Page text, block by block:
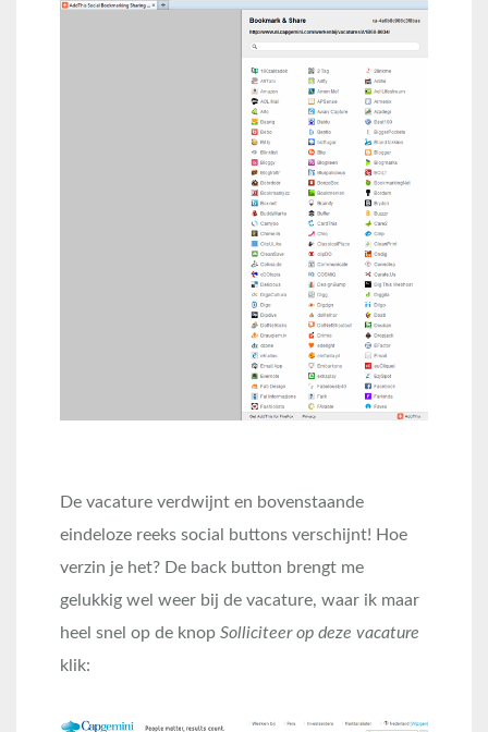
De vacature verdwijnt en bovenstaande
eindeloze reeks social buttons verschijnt! Hoe
verzin je het? De back button brengt me
gelukkig wel weer bij de vacature, waar ik maar
heel snel op de knop Solliciteer op deze vacature
klik: